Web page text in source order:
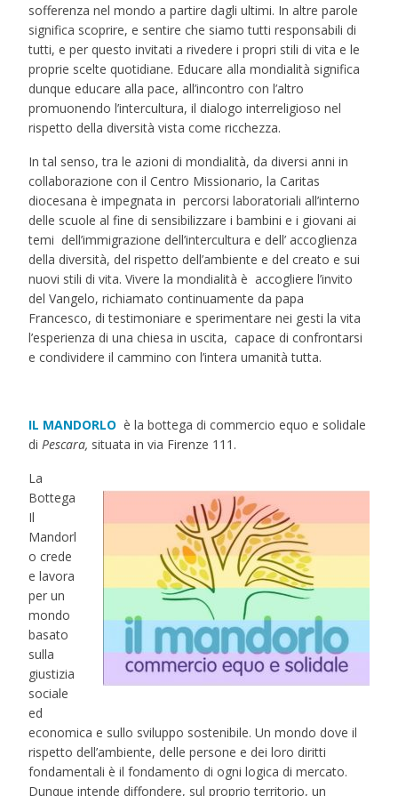
sofferenza nel mondo a partire dagli ultimi. In altre parole
significa scoprire, e sentire che siamo tutti responsabili di
tutti, e per questo invitati a rivedere i propri stili di vita e le
proprie scelte quotidiane. Educare alla mondialità significa
dunque educare alla pace, all’incontro con l’altro
promuonendo l’intercultura, il dialogo interreligioso nel
rispetto della diversità vista come ricchezza.
In tal senso, tra le azioni di mondialità, da diversi anni in
collaborazione con il Centro Missionario, la Caritas
diocesana è impegnata in percorsi laboratoriali all’interno
delle scuole al fine di sensibilizzare i bambini e i giovani ai
temi dell’immigrazione dell’intercultura e dell’ accoglienza
della diversità, del rispetto dell’ambiente e del creato e sui
nuovi stili di vita. Vivere la mondialità è accogliere l’invito
del Vangelo, richiamato continuamente da papa
Francesco, di testimoniare e sperimentare nei gesti la vita
l’esperienza di una chiesa in uscita, capace di confrontarsi
e condividere il cammino con l’intera umanità tutta.
IL MANDORLO è la bottega di commercio equo e solidale
di Pescara, situata in via Firenze 111.
La
Bottega
Il
Mandorl
o crede
e lavora
per un
mondo
basato
sulla
giustizia
sociale
ed
economica e sullo sviluppo sostenibile. Un mondo dove il
rispetto dell’ambiente, delle persone e dei loro diritti
fondamentali è il fondamento di ogni logica di mercato.
Dunque intende diffondere, sul proprio territorio, un